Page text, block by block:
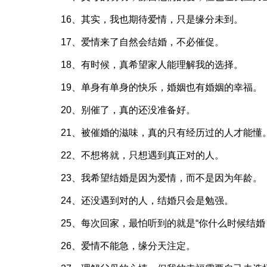
16、其实，我也期待爱情，只是缘分未到。
17、爱情来了自然会结婚，不必催促。
18、有时候，真希望家人能理解我的选择。
19、单身有单身的快乐，婚姻也有婚姻的幸福。
20、别催了，真的还没准备好。
21、被催婚的滋味，真的只有经历过的人才能懂
22、不想将就，只想遇到真正对的人。
23、我希望结婚是因为爱情，而不是因为年龄。
24、还没遇到对的人，结婚只会是勉强。
25、每次回家，最怕听到的就是“你什么时候结婚
26、爱情不能急，缘分天注定。